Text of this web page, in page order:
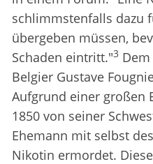
schlimmstenfalls dazu
übergeben müssen,
Schaden eintritt."3
Belgier Gustave
Aufgrund einer großen
1850 von seiner
Ehemann mit selbst
Nikotin ermordet.